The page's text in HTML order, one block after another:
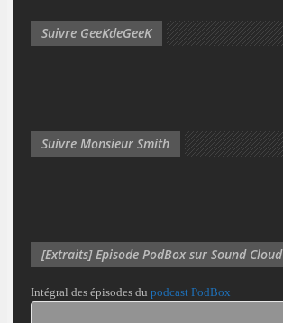
Suivre GeeKdeGeeK
Suivre Monsieur Smith
[Extraits] Episode PodBox sur Sound Cloud
Intégral des épisodes du podcast PodBox